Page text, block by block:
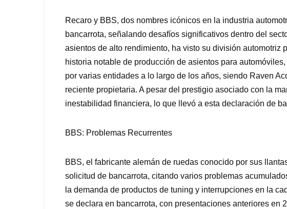
Recaro y BBS, dos nombres icónicos en la industria
bancarrota, señalando desafíos significativos dentro del
asientos de alto rendimiento, ha visto su división automotriz
historia notable de producción de asientos para
por varias entidades a lo largo de los años, siendo Raven
reciente propietaria. A pesar del prestigio asociado con la
inestabilidad financiera, lo que llevó a esta declaración de
BBS: Problemas Recurrentes
BBS, el fabricante alemán de ruedas conocido por sus
solicitud de bancarrota, citando varios problemas
la demanda de productos de tuning y interrupciones en la
se declara en bancarrota, con presentaciones anteriores en